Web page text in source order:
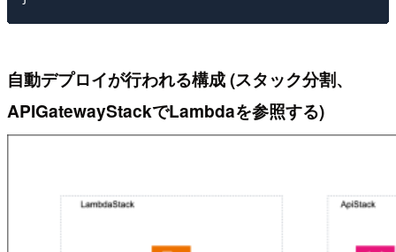
自動デプロイが行われる構成 (スタック分割、
APIGatewayStackでLambdaを参照する)